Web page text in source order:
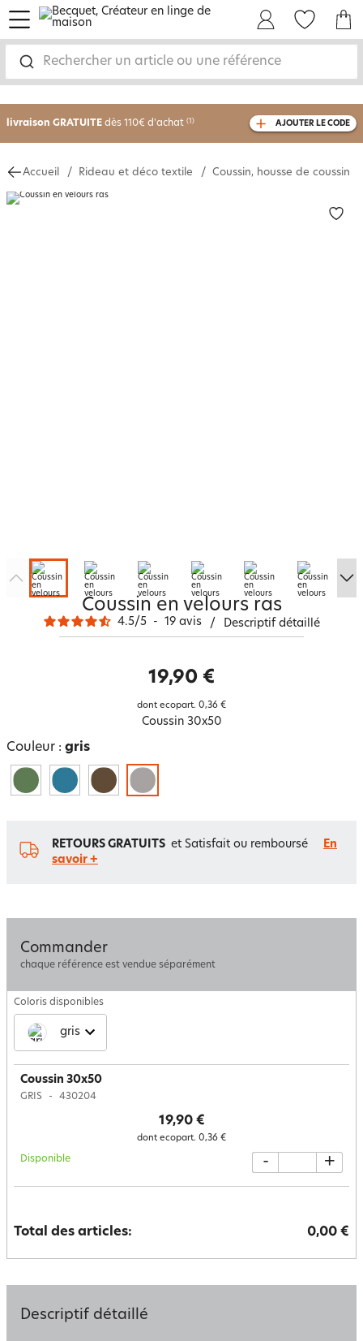
Rechercher un article ou une référence
menu
-30% sur votre commande
achetés
AJOUTER LE CODE
Accueil Rideau et déco textile Coussin, housse de coussin
Coussin en velours ras
4.5/5 - 19 avis / Descriptif détaillé
19,90 €
dont ecopart. 0,36 €
Coussin 30x50
Couleur : gris
RETOURS GRATUITS et Satisfait ou remboursé
En
savoir +
Commander
chaque référence est vendue séparément
Coloris disponibles
gris
Coussin 30x50
GRIS 430204
19,90 €
dont ecopart. 0,36 €
Disponible - +
Total des articles: 0,00 €
Descriptif détaillé